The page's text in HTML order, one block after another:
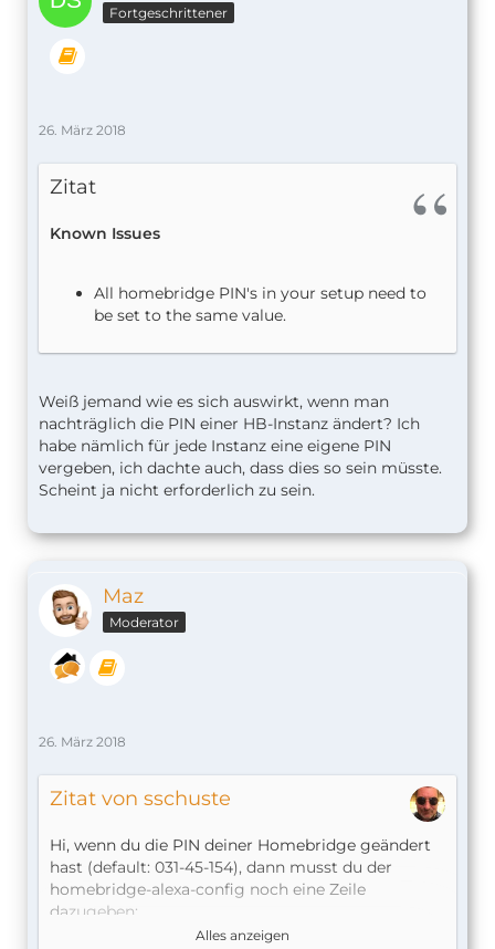
Fortgeschrittener
26. März 2018
Zitat
Known Issues
All homebridge PIN's in your setup need to
be set to the same value.
Weiß jemand wie es sich auswirkt, wenn man
nachträglich die PIN einer HB-Instanz ändert? Ich
habe nämlich für jede Instanz eine eigene PIN
vergeben, ich dachte auch, dass dies so sein müsste.
Scheint ja nicht erforderlich zu sein.
Maz
Moderator
26. März 2018
Zitat von sschuste
Hi, wenn du die PIN deiner Homebridge geändert
hast (default: 031-45-154), dann musst du der
homebridge-alexa-config noch eine Zeile
dazugeben:
Alles anzeigen